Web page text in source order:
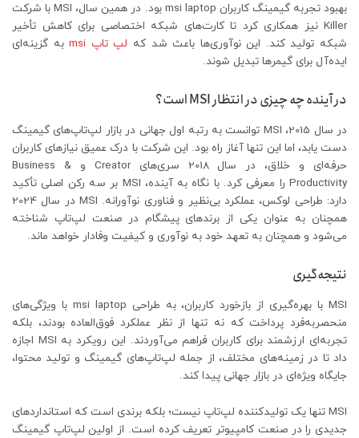
بهبود تجربه گیمینگ کاربران msi laptop بود. در همین سال، MSI با شرکت
Killer نیز همکاری کرد تا کارت‌های شبکه اختصاصی برای کاهش تأخیر
شبکه تولید کند. این نوآوری‌ها باعث شد که لپ تاپ msiبه گزینه‌ای
ایده‌آل برای گیمرها تبدیل شوند.
در آینده چه چیزی در انتظار MSI است؟
در سال 2015، MSI توانست به رتبه اول جهانی در بازار لپ‌تاپ‌های گیمینگ
دست یابد، اما این تنها آغاز راه بود. این شرکت با درک عمیق نیازهای کاربران
حرفه‌ای و خلاق، در سال 2018 سری‌های Creator و Business &
Productivity را معرفی کرد. با نگاه به آینده، MSI بر سه رکن اصلی تأکید
دارد: طراحی لوکس، عملکرد بی‌نظیر و فناوری نوآورانه. MSI در سال 2024
همچنان به عنوان یکی از برندهای پیشگام در صنعت لپ‌تاپ شناخته
می‌شود و همچنان به تعهد خود به نوآوری و کیفیت وفادار خواهد ماند.
نتیجه‌گیری
MSI با بهره‌گیری از بازخورد کاربران، به طراحی msi laptop با ویژگی‌های
منحصربه‌فرد پرداخت که نه تنها از نظر عملکرد فوق‌العاده بودند، بلکه
تجربه‌ای ارزشمند برای کاربران فراهم می‌آوردند. این رویکرد به MSI اجازه
داد تا در زمینه‌های مختلف، از جمله لپ‌تاپ‌های گیمینگ و تولید محتوا،
جایگاه ویژه‌ای در بازار جهانی پیدا کند.
MSI تنها یک تولیدکننده لپ‌تاپ نیست؛ بلکه برندی است که استانداردهای
جدیدی را در صنعت کامپیوتر تعریف کرده است. از اولین لپ‌تاپ گیمینگ